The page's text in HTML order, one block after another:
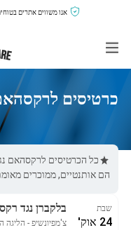
אנו משווים אתרים
כרטיסים
הם אותנטיים, ממוכרים
שבת
24 אוק'
בלקברן נגד
צ'מפיונשיפ - הליגה